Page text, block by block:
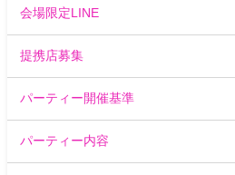
会場限定LINE
提携店募集
パーティー開催基準
パーティー内容